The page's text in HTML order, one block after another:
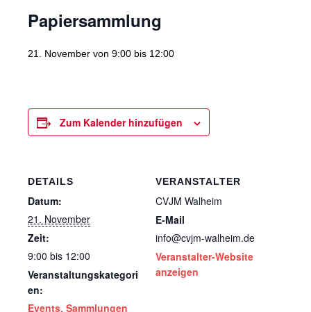
Papiersammlung
21. November von 9:00 bis 12:00
Zum Kalender hinzufügen
DETAILS
Datum:
21. November
Zeit:
9:00 bis 12:00
Veranstaltungskategori
en:
Events, Sammlungen
VERANSTALTER
CVJM Walheim
E-Mail
info@cvjm-walheim.de
Veranstalter-Website
anzeigen